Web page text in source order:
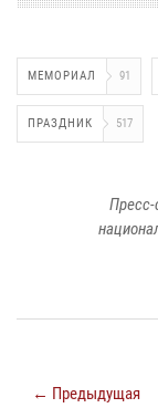
МЕМОРИАЛ 91
ПРАЗДНИК 517
← Предыдущая